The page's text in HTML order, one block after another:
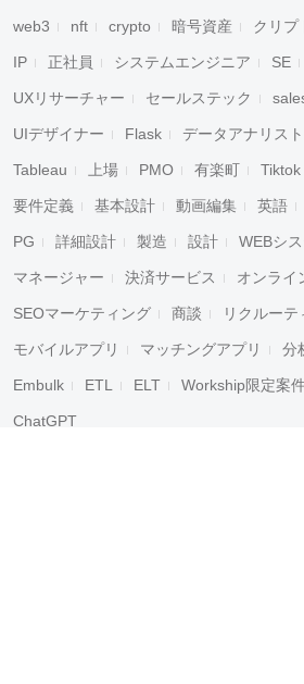
web3 nft crypto 暗号資産 クリプ
IP 正社員 システムエンジニア SE
UXリサーチャー セールステック
UIデザイナー Flask データアナリスト
Tableau 上場 PMO 有楽町 Tiktok
要件定義 基本設計 動画編集 英語
PG 詳細設計 製造 設計 WEBシ
マネージャー 決済サービス オンライ
SEOマーケティング 商談 リクルーテ
モバイルアプリ マッチングアプリ 分
Embulk ETL ELT Workship限定案
ChatGPT